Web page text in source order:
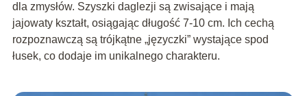
dla zmysłów. Szyszki daglezji są zwisające i mają
jajowaty kształt, osiągając długość 7-10 cm. Ich cechą
rozpoznawczą są trójkątne „języczki” wystające spod
łusek, co dodaje im unikalnego charakteru.